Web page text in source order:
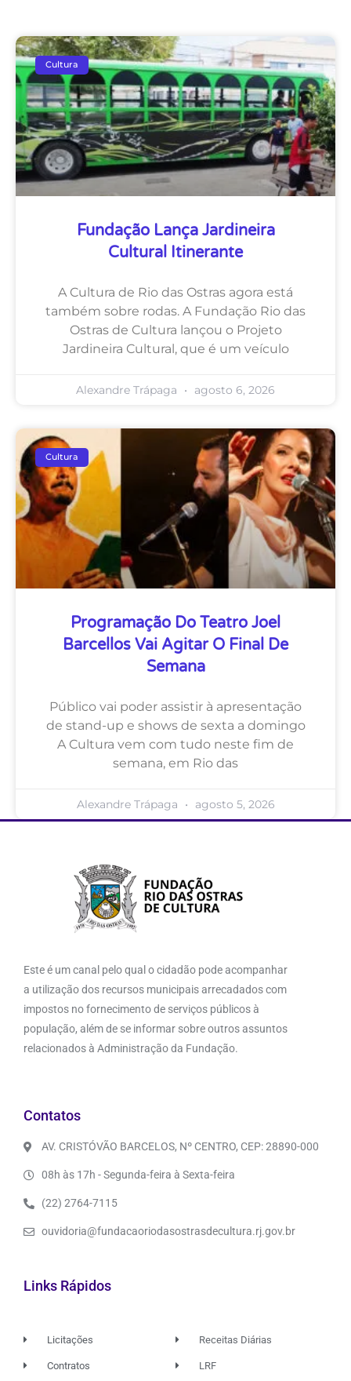
Cultura
Fundação Lança Jardineira
Cultural Itinerante
A Cultura de Rio das Ostras agora está
também sobre rodas. A Fundação Rio das
Ostras de Cultura lançou o Projeto
Jardineira Cultural, que é um veículo
Alexandre Trápaga agosto 6, 2026
Cultura
Programação Do Teatro Joel
Barcellos Vai Agitar O Final De
Semana
Público vai poder assistir à apresentação
de stand-up e shows de sexta a domingo
A Cultura vem com tudo neste fim de
semana, em Rio das
Alexandre Trápaga agosto 5, 2026
Este é um canal pelo qual o cidadão pode acompanhar
a utilização dos recursos municipais arrecadados com
impostos no fornecimento de serviços públicos à
população, além de se informar sobre outros assuntos
relacionados à Administração da Fundação.
Contatos
AV. CRISTÓVÃO BARCELOS, Nº CENTRO, CEP: 28890-000
08h às 17h - Segunda-feira à Sexta-feira
(22) 2764-7115
ouvidoria@fundacaoriodasostrasdecultura.rj.gov.br
Links Rápidos
Licitações
Contratos
Receitas Diárias
LRF